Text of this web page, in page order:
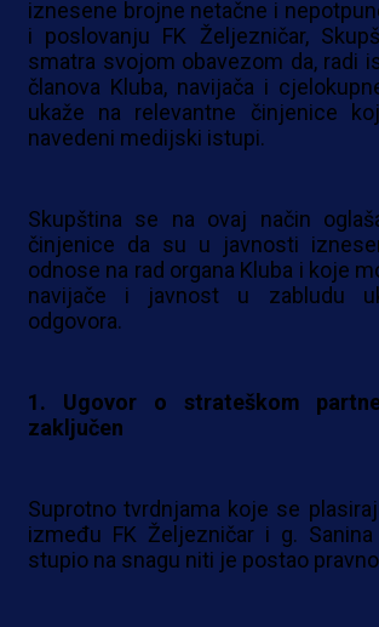
iznesene brojne netačne i
i poslovanju FK Željezničar,
smatra svojom obavezom da, radi
članova Kluba, navijača i
ukaže na relevantne činjenice
navedeni medijski istupi.
Skupština se na ovaj način
činjenice da su u javnosti
odnose na rad organa Kluba i koje
navijače i javnost u zabludu
odgovora.
1. Ugovor o strateškom
zaključen
Suprotno tvrdnjama koje se
između FK Željezničar i g.
stupio na snagu niti je postao